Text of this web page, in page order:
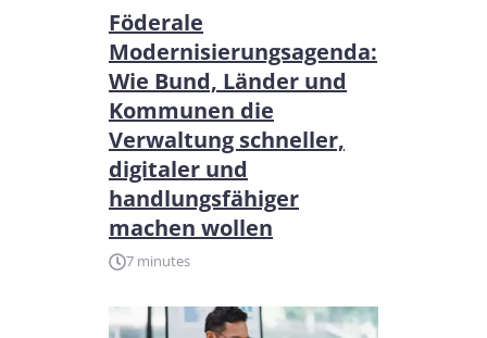
Föderale
Modernisierungsagenda:
Wie Bund, Länder und
Kommunen die
Verwaltung schneller,
digitaler und
handlungsfähiger
machen wollen
7 minutes